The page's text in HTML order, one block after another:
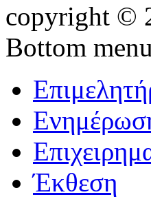
copyright ©
Bottom
Έκθεση